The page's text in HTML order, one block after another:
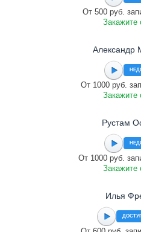
От 500 руб.
Закажите
Александр
От 1000 руб.
Закажите
Рустам
От 1000 руб.
Закажите
Илья